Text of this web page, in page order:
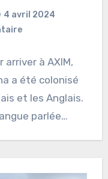
4 avril 2024
arriver à AXIM,
a été colonisé
et les Anglais.
parlée…